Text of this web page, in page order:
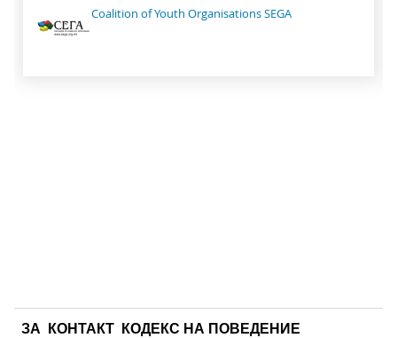
Coalition of Youth Organisations SEGA
ЗА КОНТАКТ КОДЕКС НА ПОВЕДЕНИЕ